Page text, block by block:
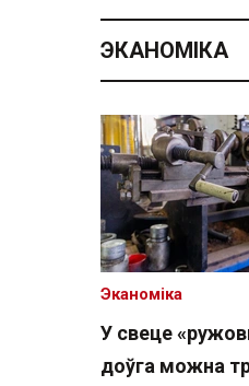
ЭКАНОМІКА
У свеце
доўга можна
Эканоміка